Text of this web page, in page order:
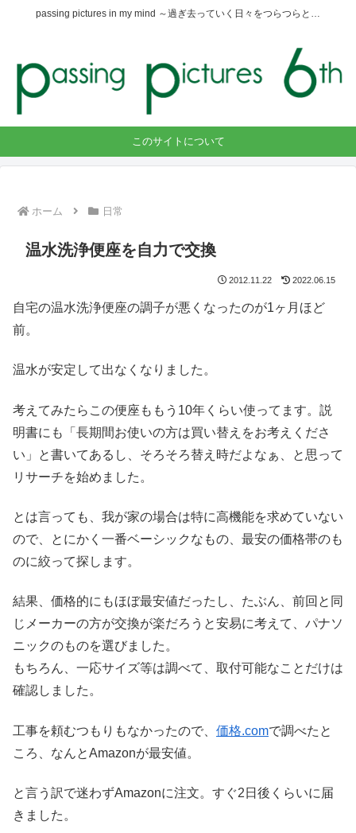
passing pictures in my mind ～過ぎ去っていく日々をつらつらと…
このサイトについて
ホーム 日常
温水洗浄便座を自力で交換
2012.11.22 2022.06.15
自宅の温水洗浄便座の調子が悪くなったのが1ヶ月ほど
前。
温水が安定して出なくなりました。
考えてみたらこの便座ももう10年くらい使ってます。説
明書にも「長期間お使いの方は買い替えをお考えくださ
い」と書いてあるし、そろそろ替え時だよなぁ、と思って
リサーチを始めました。
とは言っても、我が家の場合は特に高機能を求めていない
ので、とにかく一番ベーシックなもの、最安の価格帯のも
のに絞って探します。
結果、価格的にもほぼ最安値だったし、たぶん、前回と同
じメーカーの方が交換が楽だろうと安易に考えて、パナソ
ニックのものを選びました。
もちろん、一応サイズ等は調べて、取付可能なことだけは
確認しました。
工事を頼むつもりもなかったので、 価格.comで調べたと
ころ、なんとAmazonが最安値。
と言う訳で迷わずAmazonに注文。すぐ2日後くらいに届
きました。